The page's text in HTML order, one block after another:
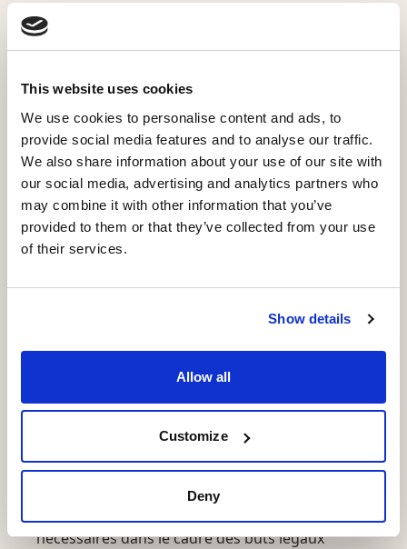
This website uses cookies
We use cookies to personalise content and ads, to
provide social media features and to analyse our traffic.
We also share information about your use of our site with
our social media, advertising and analytics partners who
may combine it with other information that you’ve
provided to them or that they’ve collected from your use
of their services.
Show details
Allow all
Customize
Deny
relève de leur responsabilité d'examiner
régulièrement la présente politique de
La conservation des données
La Société prend toutes les mesures raisonnables
pour s'assurer que vos données personnelles soient
traitées pour la période minimale nécessaire aux
fins énoncées dans la présente politique de
personnelles collectées lors de l'utilisation du Site
tant que nous maintenons une relation continue
avec vous.
Cookies : les cookies que nous collectons depuis
votre part, seront automatiquement effacés après
une période de 13 mois maximum.
Tant que vos données personnelles sont
nécessaires dans le cadre des buts légaux